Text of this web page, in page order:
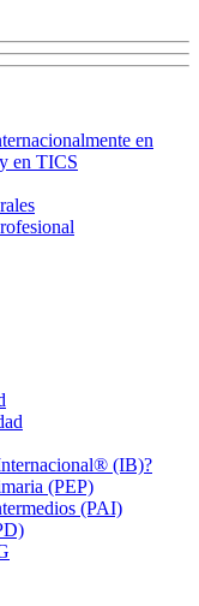
en
en TICS
(IB)?
(PEP)
(PAI)